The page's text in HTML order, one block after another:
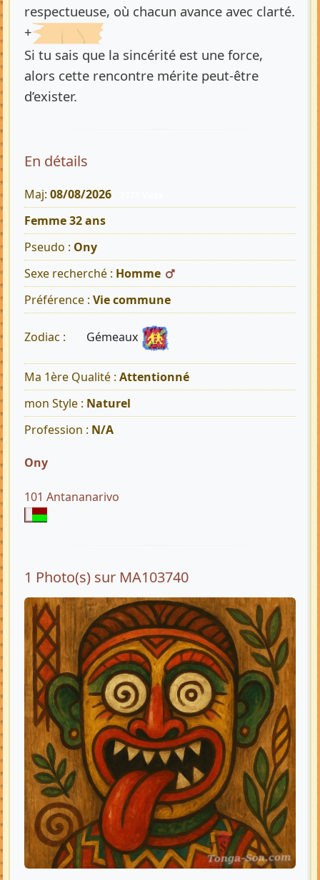
respectueuse, où chacun avance avec clarté.
+
Si tu sais que la sincérité est une force,
alors cette rencontre mérite peut-être
d’exister.
En détails
Maj: 08/08/2026
Femme 32 ans
Pseudo : Ony
Sexe recherché : Homme
Préférence : Vie commune
Zodiac : Gémeaux
Ma 1ère Qualité : Attentionné
mon Style : Naturel
Profession : N/A
Ony
101 Antananarivo
1 Photo(s) sur MA103740